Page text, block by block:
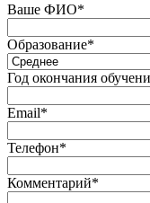
Ваше ФИО*
Образование*
Год окончания
Email*
Телефон*
Комментарий*